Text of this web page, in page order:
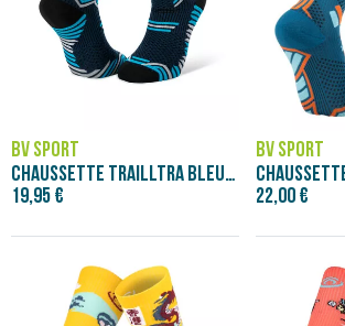
BV SPORT
CHAUSSETTE TRAILLTRA BLEU/GRIS
19,95 €
BV SPORT
22,00 €